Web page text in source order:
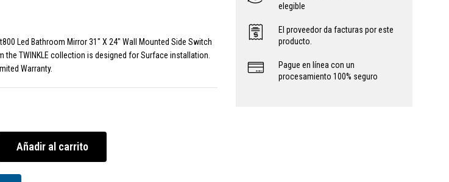
Led Bathroom Mirror 31" X 24" Wall Mounted Side Switch
the TWINKLE collection is designed for Surface installation.
Warranty.
Añadir al carrito
elegible
El proveedor da facturas por este
producto.
Pague en línea con un
procesamiento 100% seguro